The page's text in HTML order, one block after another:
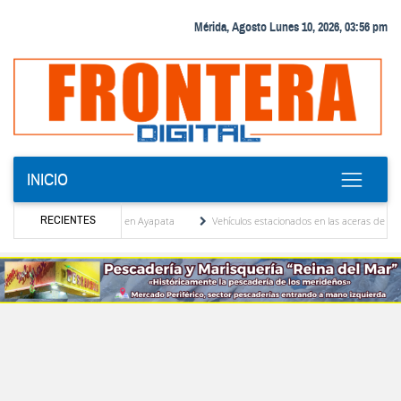
Mérida, Agosto Lunes 10, 2026, 03:56 pm
INICIO
RECIENTES
y Andy Younes en Ayapata
Vehículos estacionados en las aceras del